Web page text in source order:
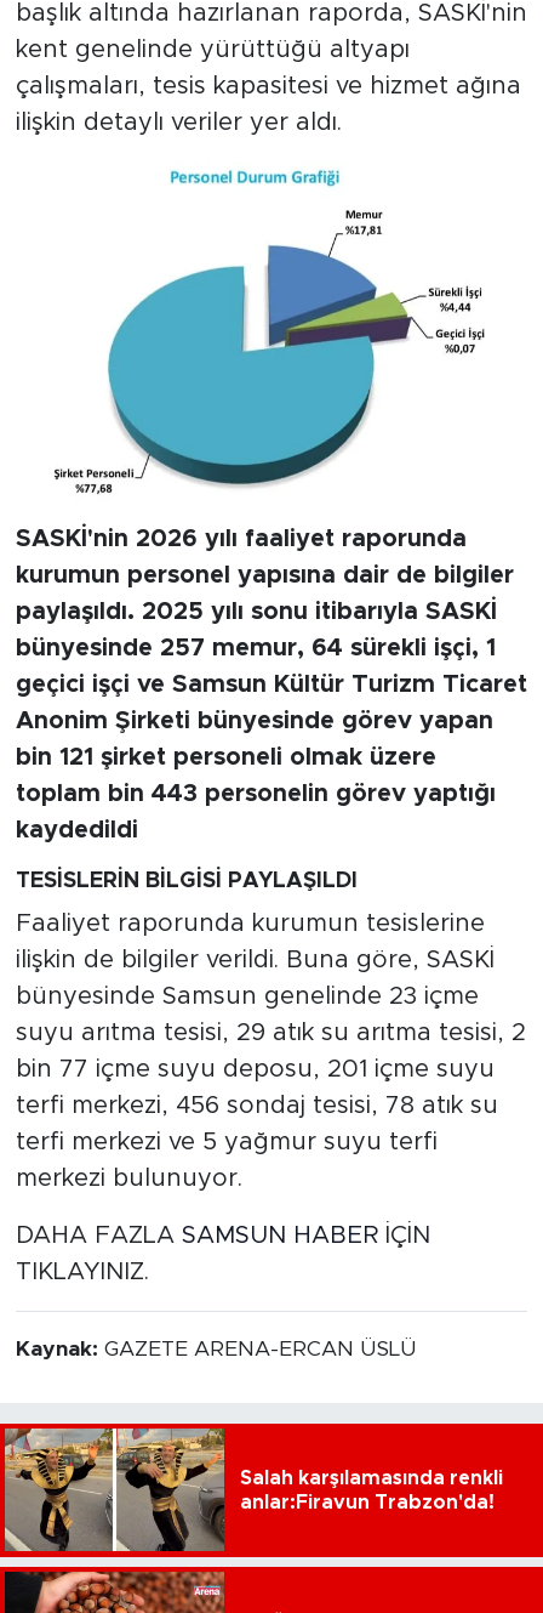
başlık altında hazırlanan raporda, SASKİ'nin
kent genelinde yürüttüğü altyapı
çalışmaları, tesis kapasitesi ve hizmet ağına
ilişkin detaylı veriler yer aldı.
SASKİ'nin 2026 yılı faaliyet raporunda
kurumun personel yapısına dair de bilgiler
paylaşıldı. 2025 yılı sonu itibarıyla SASKİ
bünyesinde 257 memur, 64 sürekli işçi, 1
geçici işçi ve Samsun Kültür Turizm Ticaret
Anonim Şirketi bünyesinde görev yapan
bin 121 şirket personeli olmak üzere
toplam bin 443 personelin görev yaptığı
kaydedildi
TESİSLERİN BİLGİSİ PAYLAŞILDI
Faaliyet raporunda kurumun tesislerine
ilişkin de bilgiler verildi. Buna göre, SASKİ
bünyesinde Samsun genelinde 23 içme
suyu arıtma tesisi, 29 atık su arıtma tesisi, 2
bin 77 içme suyu deposu, 201 içme suyu
terfi merkezi, 456 sondaj tesisi, 78 atık su
terfi merkezi ve 5 yağmur suyu terfi
merkezi bulunuyor.
DAHA FAZLA SAMSUN HABERİÇİN
TIKLAYINIZ.
Kaynak: GAZETE ARENA-ERCAN ÜSLÜ
Salah karşılamasında renkli
anlar:Firavun Trabzon'da!